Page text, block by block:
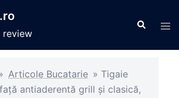
review
Caută
Articole Bucatarie » Tigaie
antiaderentă grill și clasică,